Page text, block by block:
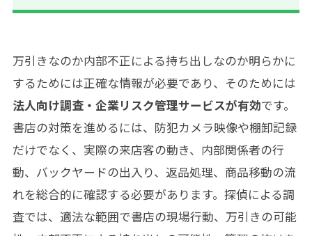
万引きなのか内部不正による持ち出しなのか明らかに
するためには正確な情報が必要であり、そのためには
法人向け調査・企業リスク管理サービスが有効です。
書店の対策を進めるには、防犯カメラ映像や棚卸記録
だけでなく、実際の来店客の動き、内部関係者の行
動、バックヤードの出入り、返品処理、商品移動の流
れを総合的に確認する必要があります。探偵による調
査では、適法な範囲で書店の現場行動、万引きの可能